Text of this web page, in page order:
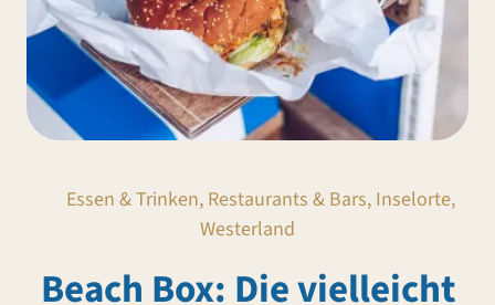
Essen & Trinken, Restaurants & Bars, Inselorte,
Westerland
Beach Box: Die vielleicht